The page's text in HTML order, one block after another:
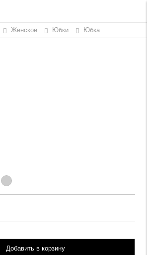
Женское Юбки Юбка
Добавить в корзину